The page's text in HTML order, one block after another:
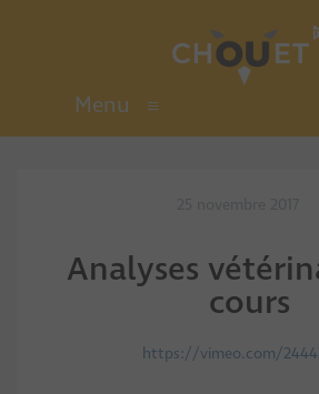
Menu ≡
Analyses
cours
https://vimeo.com/